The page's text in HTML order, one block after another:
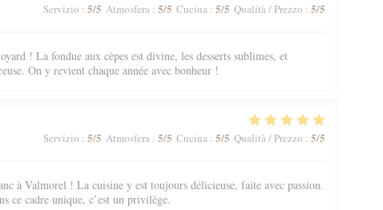
Servizio : 5/5 Atmosfera: 5/5 Cucina: 5/5 Qualità / Prezzo : 5/5
! La fondue aux cèpes est divine, les desserts sublimes, et
On y revient chaque année avec bonheur !
Servizio : 5/5 Atmosfera: 5/5 Cucina: 5/5 Qualità / Prezzo : 5/5
à Valmorel ! La cuisine y est toujours délicieuse, faite avec passion.
ce cadre unique, c’est un privilège.